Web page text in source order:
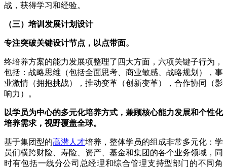
战，获得学习和经验。
（三）培训发展计划设计
专注突破关键设计节点，以点带面。
终培养方案的能力发展项整理了四大方面，六项关键子行为，
包括：战略思维（包括全面思考、商业敏感、战略规划），事
业激情（拥抱挑战），推动变革（创新变革），合作协同（影
响力）。
以学员为中心的多元化培养方式，兼顾核心能力发展和个性化
培养需求，视野覆盖全球。
基于集团型的高潜人才培养，整体学员的组成非常多元化：学
员们横跨财险、寿险、资产、基金和集团的各个业务领域，同
时有包括一线分公司总经理和综合管理支持型部门的不同角